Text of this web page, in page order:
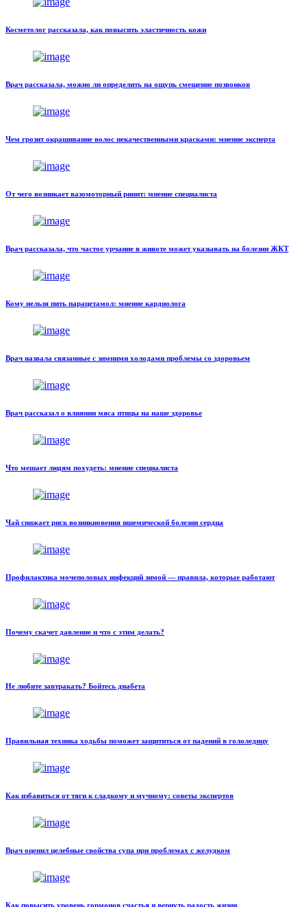
Косметолог рассказала, как повысить эластичность кожи
Врач рассказала, можно ли определить на ощупь смещение позвонков
Чем грозит окрашивание волос некачественными красками: мнение эксперта
От чего возникает вазомоторный ринит: мнение специалиста
Врач рассказала, что частое урчание в животе может указывать на болезни ЖКТ
Кому нельзя пить парацетамол: мнение кардиолога
Врач назвала связанные с зимними холодами проблемы со здоровьем
Врач рассказал о влиянии мяса птицы на наше здоровье
Что мешает людям похудеть: мнение специалиста
Чай снижает риск возникновения ишемической болезни сердца
Профилактика мочеполовых инфекций зимой — правила, которые работают
Почему скачет давление и что с этим делать?
Не любите завтракать? Бойтесь диабета
Правильная техника ходьбы поможет защититься от падений в гололедицу
Как избавиться от тяги к сладкому и мучному: советы экспертов
Врач оценил целебные свойства супа при проблемах с желудком
Как повысить уровень гормонов счастья и вернуть радость жизни